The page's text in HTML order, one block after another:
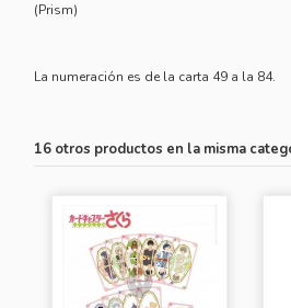
(Prism)
La numeración es de la carta 49 a la 84.
16 otros productos en la misma